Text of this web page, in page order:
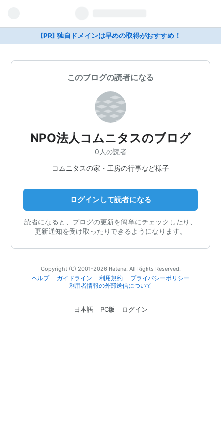
[PR] 独自ドメインは早めの取得がおすすめ！
このブログの読者になる
NPO法人コムニタスのブログ
0人の読者
コムニタスの家・工房の行事など様子
ログインして読者になる
読者になると、ブログの更新を簡単にチェックしたり、
更新通知を受け取ったりできるようになります。
Copyright (C) 2001-2026 Hatena. All Rights Reserved.
ヘルプ
ガイドライン 利用規約
プライバシーポリシー
利用者情報の外部送信について
日本語 PC版 ログイン